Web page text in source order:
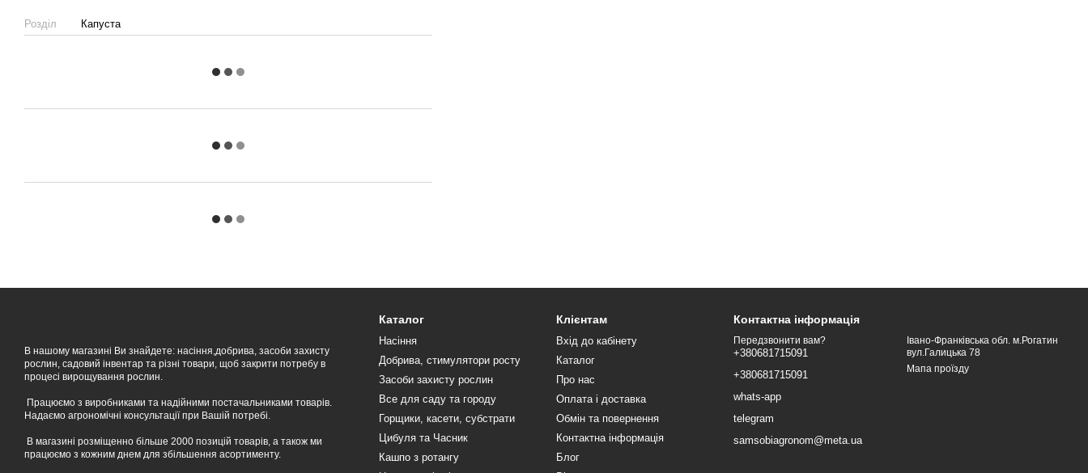
Розділ Капуста
В нашому магазині Ви знайдете: насіння,добрива, засоби захисту
рослин, садовий інвентар та різні товари, щоб закрити потребу в
процесі вирощування рослин.
Працюємо з виробниками та надійними постачальниками товарів.
Надаємо агрономічні консультації при Вашій потребі.
В магазині розміщенно більше 2000 позицій товарів, а також ми
працюємо з кожним днем для збільшення асортименту.
Каталог
Насіння
Добрива, стимулятори росту
Засоби захисту рослин
Все для саду та городу
Горщики, касети, субстрати
Цибуля та Часник
Кашпо з ротангу
Клієнтам
Вхід до кабінету
Каталог
Про нас
Оплата і доставка
Обмін та повернення
Контактна інформація
Блог
Контактна інформація
Передзвонити вам?
+380681715091
+380681715091
whats-app
telegram
samsobiagronom@meta.ua
Івано-Франківська обл. м.Рогатин
вул.Галицька 78
Мапа проїзду